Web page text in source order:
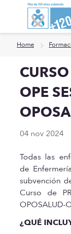
Ir a contenido
Home
OPE
04 nov 2024
Todas las
de
subvención
Curso de
OPOSALUD-
¿QUÉ